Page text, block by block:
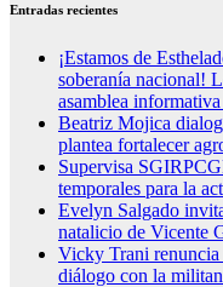
Entradas recientes
¡Estamos de
soberanía nacional!
asamblea
Beatriz Mojica
plantea fortalecer
Supervisa
temporales para la
Evelyn Salgado
natalicio de Vicente
Vicky Trani
diálogo con la